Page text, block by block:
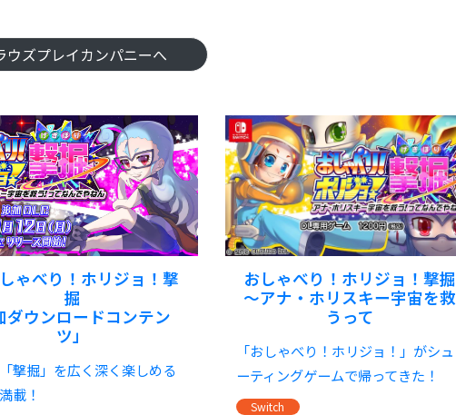
ウズプレイカンパニーへ
しゃべり！ホリジョ！撃
掘
ダウンロードコンテン
ツ」
撃掘」を広く深く楽しめる
載！
おしゃべり！ホリジョ！撃掘
～アナ・ホリスキー宇宙を救
うって
「おしゃべり！ホリジョ！」がシュ
ーティングゲームで帰ってきた！
Switch